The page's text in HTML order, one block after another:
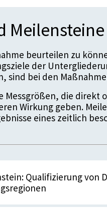
beurteilen zu
der
sind bei den
Messgrößen, die direkt
Wirkung geben.
eines zeitlich
Qualifizierung von